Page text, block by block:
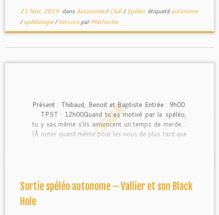
21 Nov, 2019dans Autonome/Club/Spéléo étiquetéautonome
/spéléologie/ VercorsparMathoche
Présent : Thibaud, Benoit et Baptiste Entrée : 9h00
TPST : 12h00Quand tu es motivé par la spéléo,
tu y vas même s’ils annoncent un temps de merde…
(À noter quand même pour les nous de plus tard que
Sortie spéléo autonome – Vallier et son Black
Hole